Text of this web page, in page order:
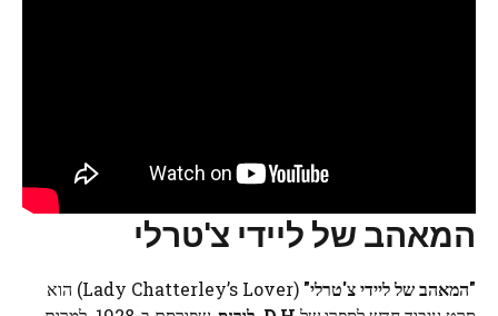
המאהב של ליידי צ'טרלי
"המאהב של ליידי צ'טרלי"
(Lady Chatterley’s Lover) הוא